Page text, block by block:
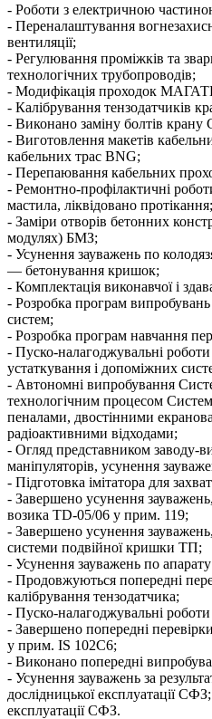
- Роботи з електричною
- Переналаштування
вентиляції;
- Регулювання проміжків та
технологічних трубопроводів;
- Модифікація проходок
- Калібрування тензодатчиків
- Виконано заміну болтів крану
- Виготовлення макетів
кабельних трас BNG;
- Перепаювання кабельних
- Ремонтно-профілактичні
мастила, ліквідовано протікання;
- Заміри отворів бетонних
модулях) БМЗ;
- Усунення зауважень по
— бетонування кришок;
- Комплектація виконавчої і
- Розробка програм випробувань
систем;
- Розробка програм навчання
- Пуско-налагоджувальні
устаткування і допоміжних
- Автономні випробування
технологічним процесом
пеналами, двостінними
радіоактивними відходами;
- Огляд представником заводу-
маніпуляторів, усунення
- Підготовка імітатора для
- Завершено усунення
возика TD-05/06 у прим. 119;
- Завершено усунення
системи подвійної кришки ТП;
- Усунення зауважень по апарату
- Продовжуються попередні
калібрування тензодатчика;
- Пуско-налагоджувальні
- Завершено попередні
у прим. IS 102C6;
- Виконано попередні
- Усунення зауважень за
дослідницької експлуатації
експлуатації СФЗ.